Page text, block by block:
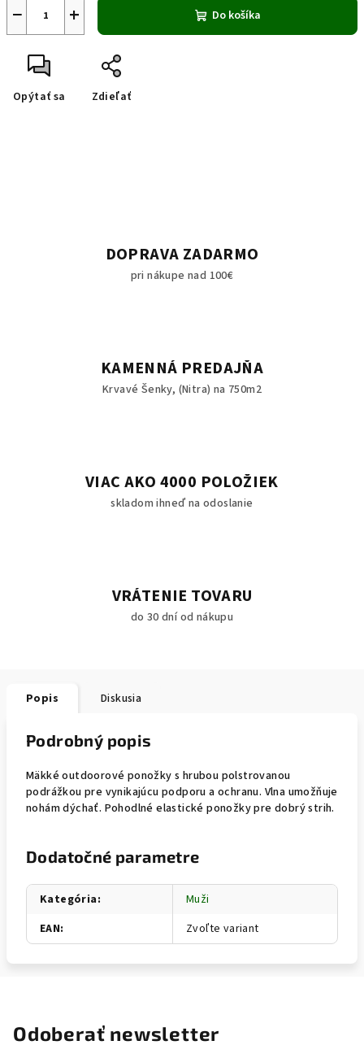
+
− Do košíka
Opýtať sa Zdieľať
DOPRAVA ZADARMO
pri nákupe nad 100€
KAMENNÁ PREDAJŇA
Krvavé Šenky, (Nitra) na 750m2
VIAC AKO 4000 POLOŽIEK
skladom ihneď na odoslanie
VRÁTENIE TOVARU
do 30 dní od nákupu
Popis Diskusia
Podrobný popis
Mäkké outdoorové ponožky s hrubou polstrovanou
podrážkou pre vynikajúcu podporu a ochranu. Vlna umožňuje
nohám dýchať. Pohodlné elastické ponožky pre dobrý strih.
Dodatočné parametre
Kategória:
Muži
EAN: Zvoľte variant
Odoberať newsletter